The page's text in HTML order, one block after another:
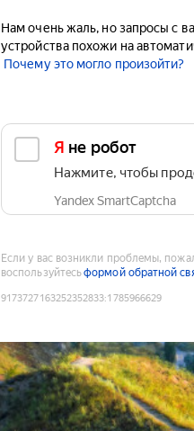
Нам очень жаль, но запросы с
устройства похожи на
Почему это могло произойти?
Я не робот
Нажмите, чтобы
Yandex SmartCaptcha
Если у вас возникли проблемы,
воспользуйтесьформой обратной
9173727163252352833:1785966629